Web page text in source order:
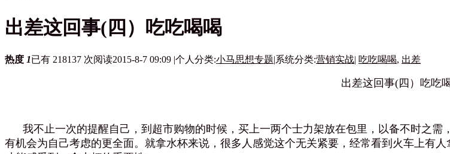
出差这回事(四）吃吃喝喝
热度 1已有 218137 次阅读2015-8-7 09:09 |个人分类:小马思想专题|系统分类:营销实战| 吃吃喝喝, 出差
出差这回事(四）吃吃
我不止一次的提醒自己，到超市购物的时候，买上一两个士力架放在包里，以备不时之需
有机会为自己考虑的更全面。就拿水杯来说，很多人感觉这个无关紧要，经常看到火车上有